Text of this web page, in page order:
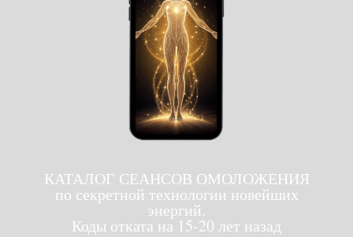
КАТАЛОГ СЕАНСОВ ОМОЛОЖЕНИЯ
по секретной технологии новейших
энергий.
Коды отката на 15-20 лет назад